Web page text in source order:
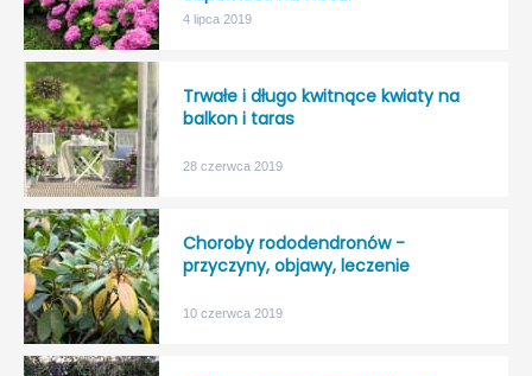
4 lipca 2019
Trwałe i długo kwitnące kwiaty na
balkon i taras
28 czerwca 2019
Choroby rododendronów -
przyczyny, objawy, leczenie
10 czerwca 2019